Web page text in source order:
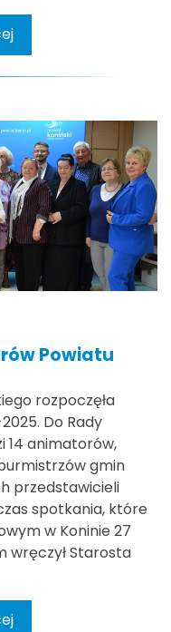
Powiatu
rozpoczęła
Do Rady
14 animatorów,
gmin
przedstawicieli
spotkania, które
w Koninie 27
wręczył Starosta